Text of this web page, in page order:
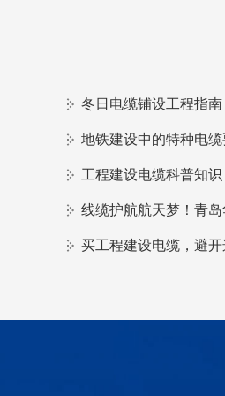
冬日电缆铺设工程指
地铁建设中的特种电
工程建设电缆科普知
买工程建设电缆，避